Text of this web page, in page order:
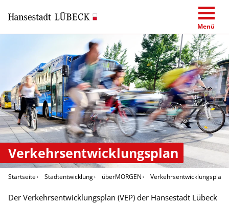
Menü
Verkehrsentwicklungsplan
Startseite Stadtentwicklung überMORGEN Verkehrsentwick­lungs­plan
Der Verkehrsentwicklungsplan (VEP) der Hansestadt Lübeck